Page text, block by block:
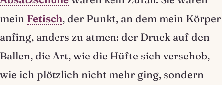
mein Fetisch, der Punkt, an dem mein Körper
anfing, anders zu atmen: der Druck auf den
Ballen, die Art, wie die Hüfte sich verschob,
wie ich plötzlich nicht mehr ging, sondern